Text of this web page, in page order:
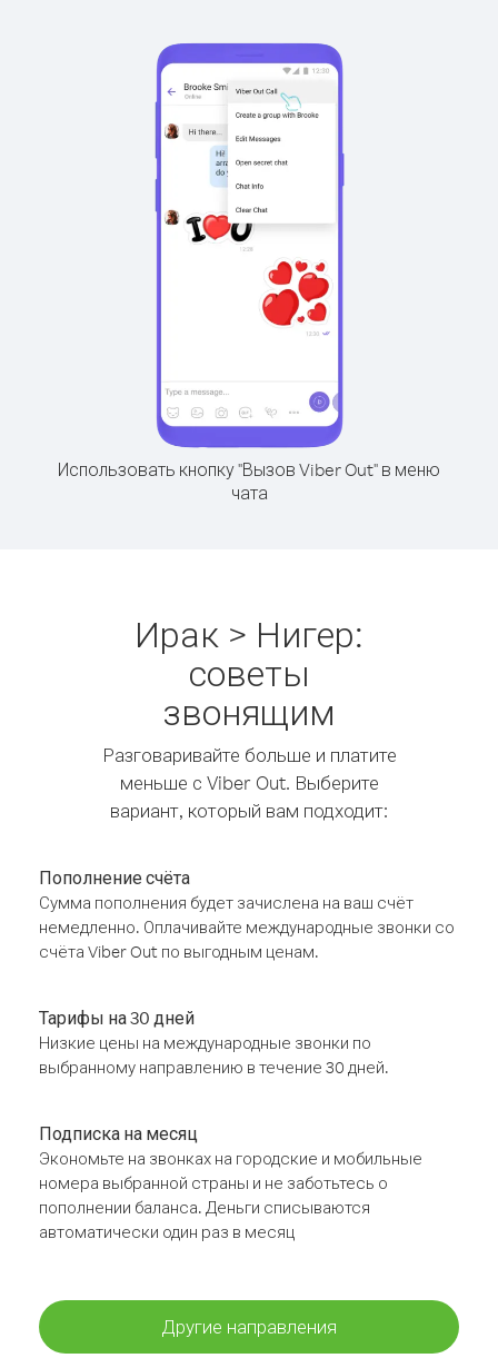
Использовать кнопку "Вызов Viber Out" в меню
чата
Ирак > Нигер:
советы
звонящим
Разговаривайте больше и платите
меньше с Viber Out. Выберите
вариант, который вам подходит:
Пополнение счёта
Сумма пополнения будет зачислена на ваш счёт
немедленно. Оплачивайте международные звонки со
счёта Viber Out по выгодным ценам.
Тарифы на 30 дней
Низкие цены на международные звонки по
выбранному направлению в течение 30 дней.
Подписка на месяц
Экономьте на звонках на городские и мобильные
номера выбранной страны и не заботьтесь о
пополнении баланса. Деньги списываются
автоматически один раз в месяц
Другие направления